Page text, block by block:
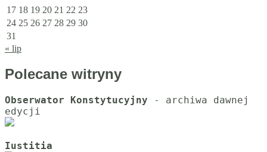
17 18 19 20 21 22 23
24 25 26 27 28 29 30
31
« lip
Polecane witryny
Obserwator Konstytucyjny - archiwa dawnej
Iustitia